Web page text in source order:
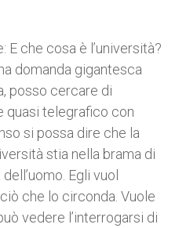
E che cosa è l’università?
domanda gigantesca
posso cercare di
quasi telegrafico con
si possa dire che la
stia nella brama di
Egli vuol
che lo circonda. Vuole
vedere l’interrogarsi di